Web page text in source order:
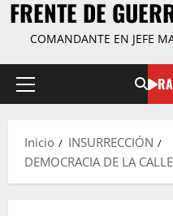
FRENTE DE
COMANDANTE EN JEFE
Menú
Inicio
INSURRECCIÓN
DEMOCRACIA DE LA